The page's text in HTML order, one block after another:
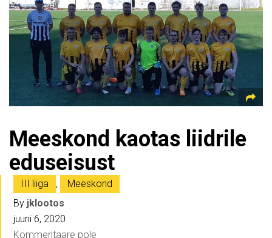
Meeskond kaotas liidrile
eduseisust
III liiga ,
Meeskond
By jklootos
juuni 6, 2020
Kommentaare pole